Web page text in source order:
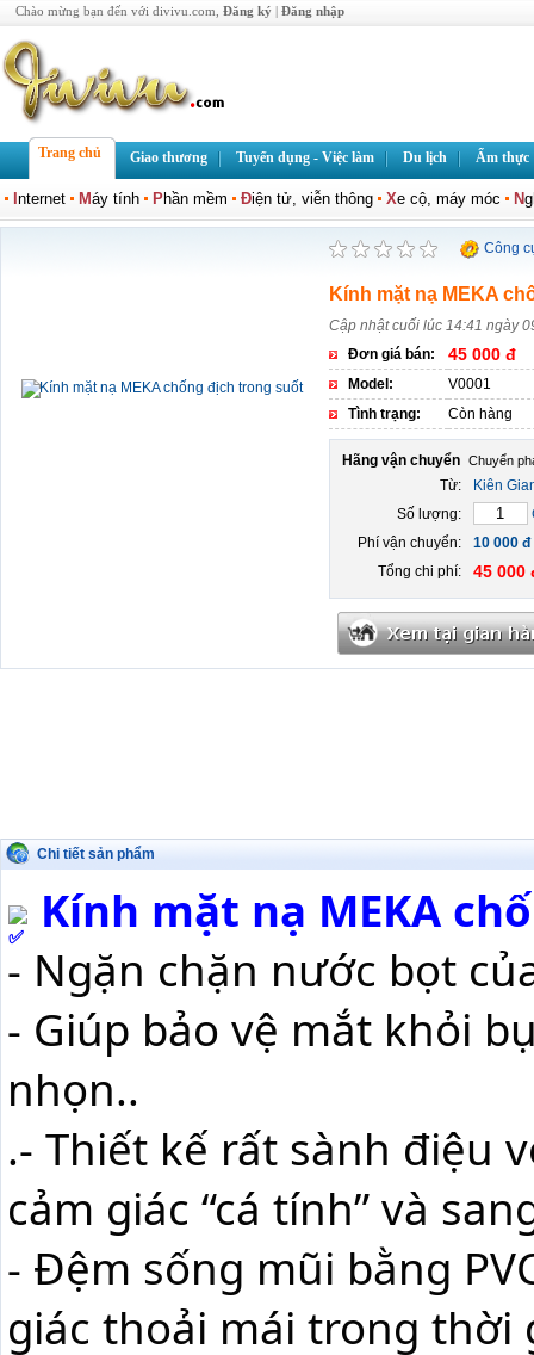
Chào mừng bạn đến với divivu.com, Đăng ký | Đăng nhập
Trang chủ Giao thương Tuyển dụng - Việc làm Du lịch Ẩm thực
nternet Máy tính Phần mềm Điện tử, viễn thông Xe cộ, máy móc N
Công
Kính mặt nạ MEKA
Cập nhật cuối lúc 14:41 ngày
Đơn giá bán:
45 000 đ
Model:
V0001
Tình trạng:
Còn hàng
Hãng vận chuyển
Từ:
Kiên
Số lượng:
Phí vận chuyển:
10 000 đ
Tổng chi phí:
45 000
Chi tiết sản phẩm
Kính mặt nạ MEKA
- Ngặn chặn nước bọt
- Giúp bảo vệ mắt khỏi
nhọn..
.- Thiết kế rất sành điệu
cảm giác “cá tính” và
- Đệm sống mũi bằng
giác thoải mái trong thời